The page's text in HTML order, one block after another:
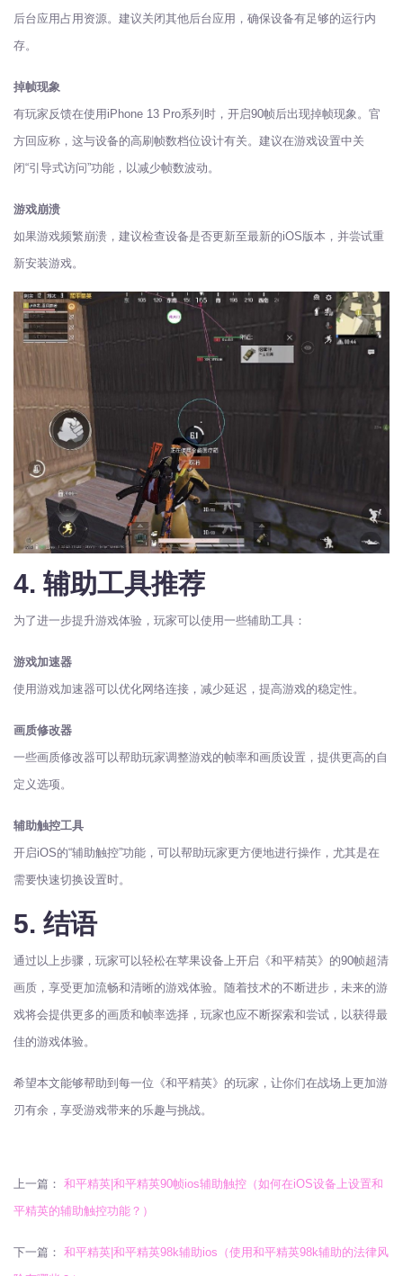
后台应用占用资源。建议关闭其他后台应用，确保设备有足够的运行内
存。
掉帧现象
有玩家反馈在使用iPhone 13 Pro系列时，开启90帧后出现掉帧现象。官
方回应称，这与设备的高刷帧数档位设计有关。建议在游戏设置中关
闭“引导式访问”功能，以减少帧数波动。
游戏崩溃
如果游戏频繁崩溃，建议检查设备是否更新至最新的iOS版本，并尝试重
新安装游戏。
4. 辅助工具推荐
为了进一步提升游戏体验，玩家可以使用一些辅助工具：
游戏加速器
使用游戏加速器可以优化网络连接，减少延迟，提高游戏的稳定性。
画质修改器
一些画质修改器可以帮助玩家调整游戏的帧率和画质设置，提供更高的自
定义选项。
辅助触控工具
开启iOS的“辅助触控”功能，可以帮助玩家更方便地进行操作，尤其是在
需要快速切换设置时。
5. 结语
通过以上步骤，玩家可以轻松在苹果设备上开启《和平精英》的90帧超清
画质，享受更加流畅和清晰的游戏体验。随着技术的不断进步，未来的游
戏将会提供更多的画质和帧率选择，玩家也应不断探索和尝试，以获得最
佳的游戏体验。
希望本文能够帮助到每一位《和平精英》的玩家，让你们在战场上更加游
刃有余，享受游戏带来的乐趣与挑战。
上一篇： 和平精英|和平精英90帧ios辅助触控（如何在iOS设备上设置和
平精英的辅助触控功能？）
下一篇： 和平精英|和平精英98k辅助ios（使用和平精英98k辅助的法律风